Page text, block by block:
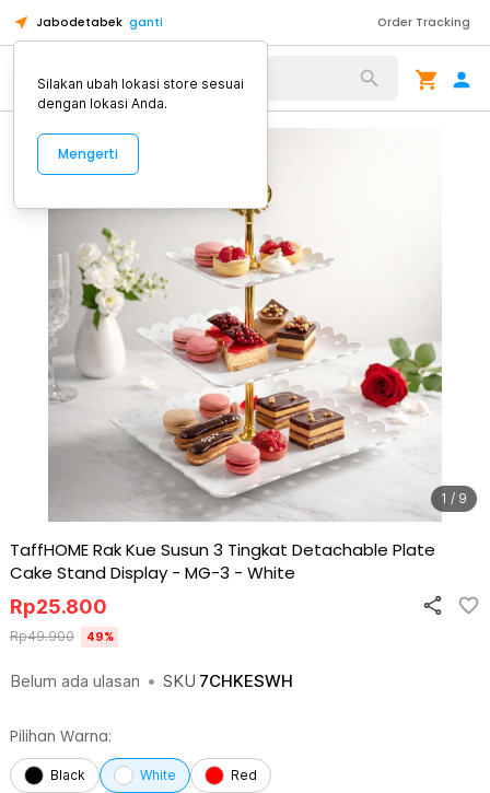
Jabodetabek ganti Order Tracking
Alat Kopi
1 / 9
TaffHOME Rak Kue Susun 3 Tingkat Detachable Plate
Cake Stand Display - MG-3 - White
Belum ada ulasan • SKU 7CHKESWH
Rp25.800
Rp49.900 49%
Pilihan Warna:
Black White Red
Silakan ubah lokasi store sesuai
dengan lokasi Anda.
Mengerti